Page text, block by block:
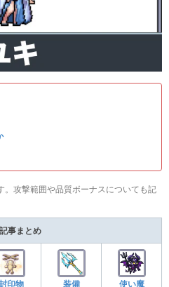
。攻撃範囲や品質ボーナスについても記
事まとめ
印物 装備 使い魔